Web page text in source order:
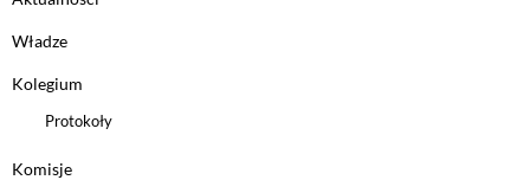
Władze
Kolegium
Protokoły
Komisje